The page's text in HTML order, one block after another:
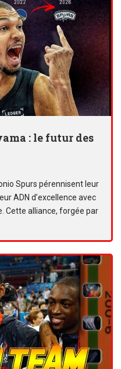
: le futur des
Spurs pérennisent leur
ADN d’excellence avec
Cette alliance, forgée par